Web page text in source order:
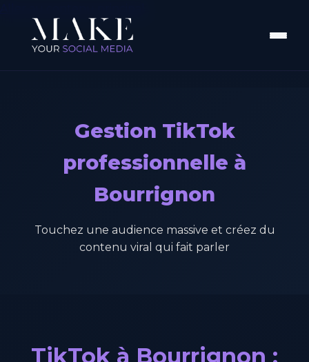
Gestion TikTok
professionnelle à
Bourrignon
Touchez une audience massive et créez du
contenu viral qui fait parler
TikTok à Bourrignon :